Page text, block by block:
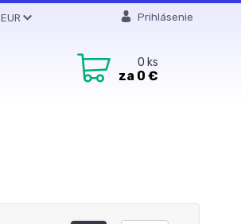
EUR Prihlásenie
0 ks
za 0 €